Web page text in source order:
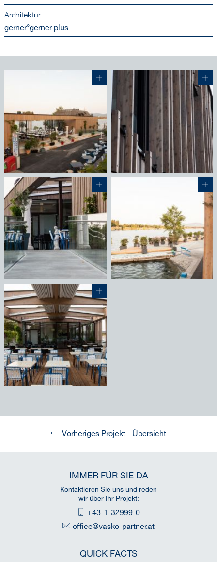
Architektur
gerner°gerner plus
Vorheriges Projekt Übersicht
IMMER FÜR SIE DA
Kontaktieren Sie uns und reden
wir über Ihr Projekt:
+43-1-32999-0
office@vasko-partner.at
QUICK FACTS